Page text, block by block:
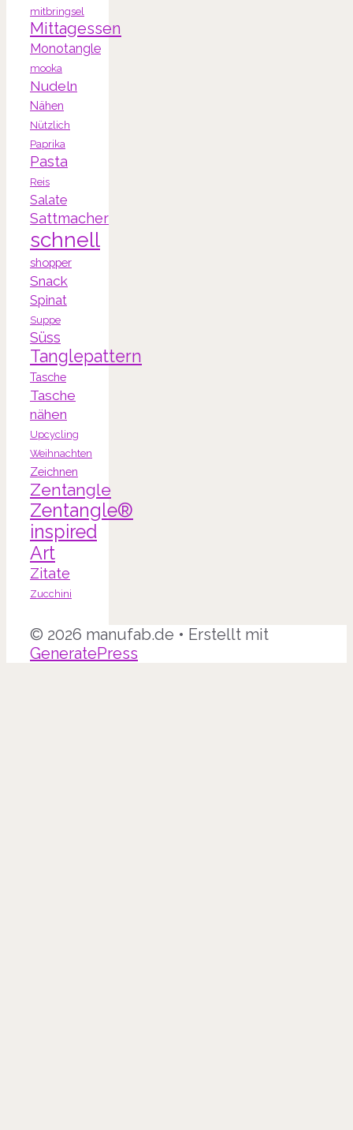
mitbringsel
Mittagessen
Monotangle
mooka
Nudeln
Nähen
Nützlich
Paprika
Pasta
Reis
Salate
Sattmacher
schnell
shopper
Snack
Spinat
Suppe
Süss
Tanglepattern
Tasche
Tasche
nähen
Upcycling
Weihnachten
Zeichnen
Zentangle
Zentangle®
inspired
Art
Zitate
Zucchini
© 2026 manufab.de • Erstellt mit
GeneratePress